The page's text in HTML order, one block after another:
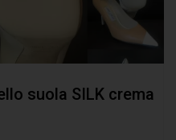
suola SILK crema